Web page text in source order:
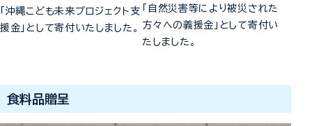
「沖縄こども未来プロジェクト支
援金」として寄付いたしました。
「自然災害等により被災された
方々への義援金」として寄付い
たしました。
食料品贈呈